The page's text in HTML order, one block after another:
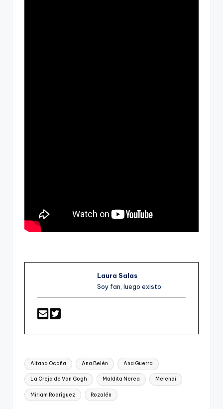
Laura Salas
Soy fan, luego existo
Etiquetas:
Aitana Ocaña Ana Belén Ana Guerra
La Oreja de Van Gogh Maldita Nerea Melendi
Miriam Rodríguez Rozalén